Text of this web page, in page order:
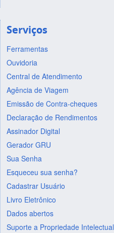
Serviços
Ferramentas
Ouvidoria
Central de Atendimento
Agência de Viagem
Emissão de Contra-cheques
Declaração de Rendimentos
Assinador Digital
Gerador GRU
Sua Senha
Esqueceu sua senha?
Cadastrar Usuário
Livro Eletrônico
Dados abertos
Suporte a Propriedade Intelectual